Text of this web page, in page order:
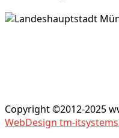
Copyright ©2012-2025
WebDesign tm-